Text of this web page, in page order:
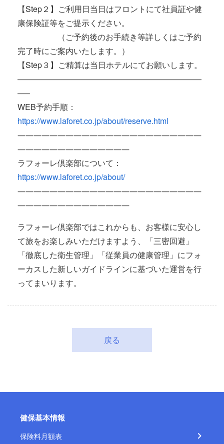
【Step２】ご利用日当日はフロントにて社員証や健
康保険証等をご提示ください。
（ご予約後のお手続き等詳しくはご予約
完了時にご案内いたします。）
【Step３】ご精算は当日ホテルにてお願いします。
———————————————————————
—–
WEB予約手順：
https://www.laforet.co.jp/about/reserve.html
―――――――――――――――――――――――
――――――――――――――
ラフォーレ倶楽部について：
https://www.laforet.co.jp/about/
―――――――――――――――――――――――
――――――――――――――
ラフォーレ倶楽部ではこれからも、お客様に安心し
て旅をお楽しみいただけますよう、「三密回避」
「徹底した衛生管理」「従業員の健康管理」にフォ
ーカスした新しいガイドラインに基づいた運営を行
ってまいります。
戻る
健保基本情報
保険料月額表